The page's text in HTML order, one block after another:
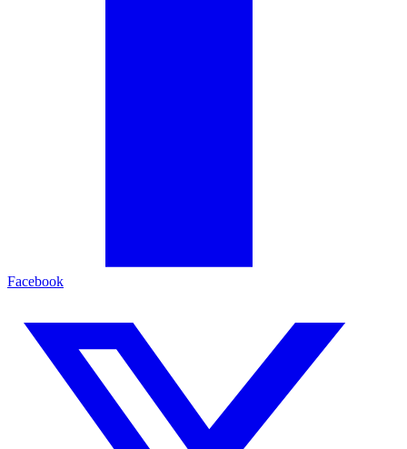
Facebook